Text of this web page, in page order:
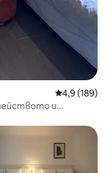
Средна
4,9 (189)
и